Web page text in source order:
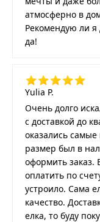
атмосферно в
Рекомендую ли
да!
Yulia P.
Очень долго
с доставкой до
оказались
размер был в
оформить
оплатить по
устроило. Сама
качество.
елка, то буду